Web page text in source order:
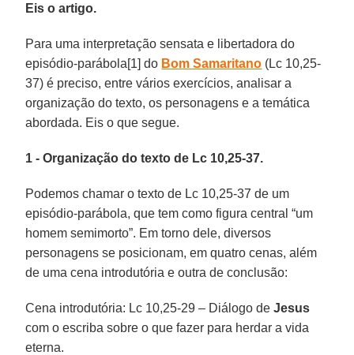
Eis o artigo.
Para uma interpretação sensata e libertadora do
episódio-parábola[1] do Bom Samaritano (Lc 10,25-
37) é preciso, entre vários exercícios, analisar a
organização do texto, os personagens e a temática
abordada. Eis o que segue.
1 - Organização do texto de Lc 10,25-37.
Podemos chamar o texto de Lc 10,25-37 de um
episódio-parábola, que tem como figura central “um
homem semimorto”. Em torno dele, diversos
personagens se posicionam, em quatro cenas, além
de uma cena introdutória e outra de conclusão:
Cena introdutória: Lc 10,25-29 – Diálogo deJesus
com o escriba sobre o que fazer para herdar a vida
eterna.